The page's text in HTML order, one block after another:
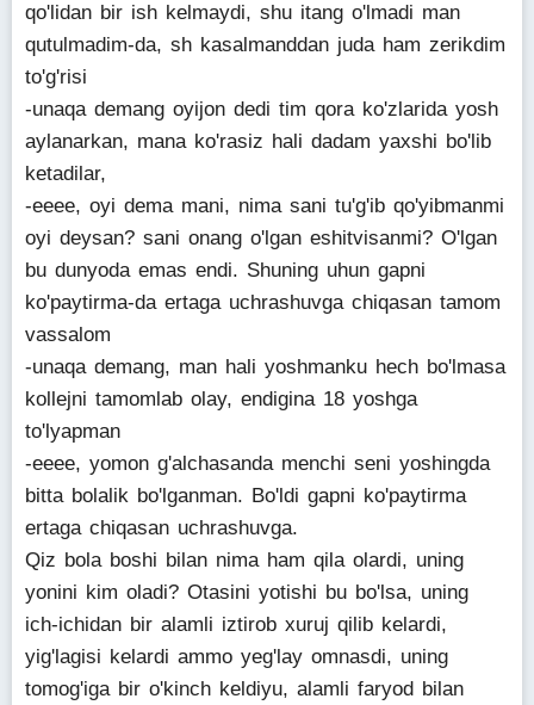
qo'lidan bir ish kelmaydi, shu itang o'lmadi man
qutulmadim-da, sh kasalmanddan juda ham zerikdim
to'g'risi
-unaqa demang oyijon dedi tim qora ko'zlarida yosh
aylanarkan, mana ko'rasiz hali dadam yaxshi bo'lib
ketadilar,
-eeee, oyi dema mani, nima sani tu'g'ib qo'yibmanmi
oyi deysan? sani onang o'lgan eshitvisanmi? O'lgan
bu dunyoda emas endi. Shuning uhun gapni
ko'paytirma-da ertaga uchrashuvga chiqasan tamom
vassalom
-unaqa demang, man hali yoshmanku hech bo'lmasa
kollejni tamomlab olay, endigina 18 yoshga
to'lyapman
-eeee, yomon g'alchasanda menchi seni yoshingda
bitta bolalik bo'lganman. Bo'ldi gapni ko'paytirma
ertaga chiqasan uchrashuvga.
Qiz bola boshi bilan nima ham qila olardi, uning
yonini kim oladi? Otasini yotishi bu bo'lsa, uning
ich-ichidan bir alamli iztirob xuruj qilib kelardi,
yig'lagisi kelardi ammo yeg'lay omnasdi, uning
tomog'iga bir o'kinch keldiyu, alamli faryod bilan